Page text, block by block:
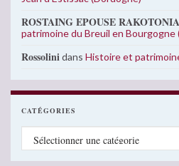
ROSTAING EPOUSE
patrimoine du Breuil en Bourgogne
Rossolinidans Histoire et
CATÉGORIES
Catégories